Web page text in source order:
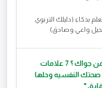
بذكاء (دليلك التربوي
واعي وصادق)
" تعبت من جواك ؟ 7 علامات
النفسيه وحلها